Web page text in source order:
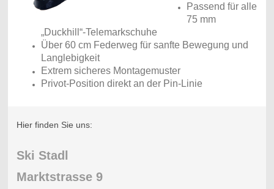
Passend für alle
75 mm
„Duckhill“-Telemarkschuhe
Über 60 cm Federweg für sanfte Bewegung und
Langlebigkeit
Extrem sicheres Montagemuster
Privot-Position direkt an der Pin-Linie
Hier finden Sie uns:
Ski Stadl
Marktstrasse 9